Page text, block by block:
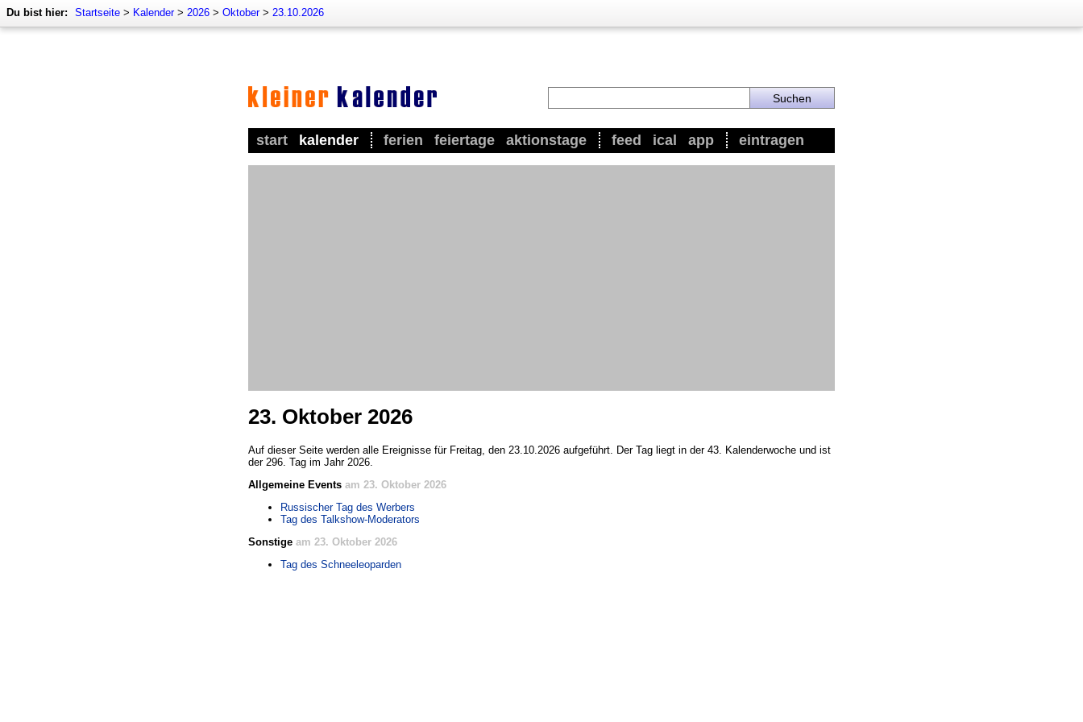
Du bist hier: Startseite > Kalender> 2026 > Oktober> 23.10.2026
start kalender ferien feiertage aktionstage feed ical app eintragen
23. Oktober 2026
Auf dieser Seite werden alle Ereignisse für Freitag, den 23.10.2026 aufgeführt. Der Tag liegt in der 43. Kalenderwoche und ist
der 296. Tag im Jahr 2026.
Allgemeine Events am 23. Oktober 2026
Russischer Tag des Werbers
Tag des Talkshow-Moderators
Sonstige am 23. Oktober 2026
Tag des Schneeleoparden